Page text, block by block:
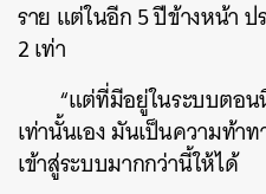
ราย แต่ในอีก 5 ปีข้างหน้า
2 เท่า
“แต่ที่มีอยู่ในระบบตอ
เท่านั้นเอง มันเป็นความท้า
เข้าสู่ระบบมากกว่านี้ให้ได้